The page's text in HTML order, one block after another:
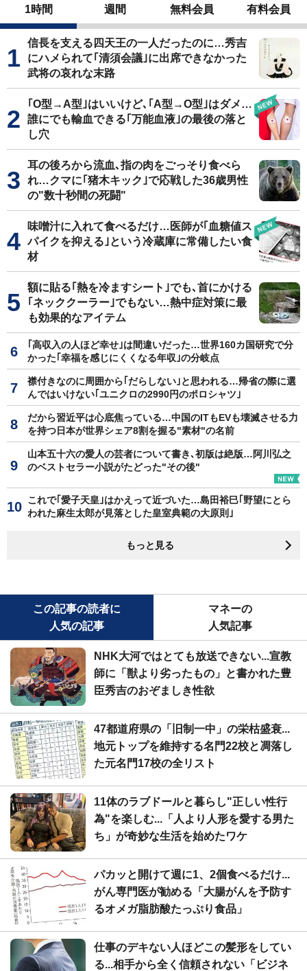
1時間 週間 無料会員 有料会員
信長を支える四天王の一人だったのに…秀吉
にハメられて｢清須会議｣に出席できなかった
武将の哀れな末路
｢O型→A型｣はいいけど､｢A型→O型｣はダメ…
誰にでも輸血できる｢万能血液｣の最後の落と
し穴
耳の後ろから流血､指の肉をごっそり食べら
れ…クマに｢猪木キック｣で応戦した36歳男性
の"数十秒間の死闘"
味噌汁に入れて食べるだけ…医師が｢血糖値ス
パイクを抑える｣という冷蔵庫に常備したい食
材
額に貼る｢熱を冷ますシート｣でも､首にかける
｢ネッククーラー｣でもない…熱中症対策に最
も効果的なアイテム
｢高収入の人ほど幸せ｣は間違いだった…世界160カ国研究で分
かった｢幸福を感じにくくなる年収｣の分岐点
襟付きなのに周囲から｢だらしない｣と思われる…帰省の際に選
んではいけない｢ユニクロの2990円のポロシャツ｣
だから習近平は心底焦っている…中国のITもEVも壊滅させる力
を持つ日本が世界シェア8割を握る"素材"の名前
山本五十六の愛人の芸者について書き､初版は絶版…阿川弘之
のベストセラー小説がたどった"その後"
これで｢愛子天皇｣はかえって近づいた…島田裕巳｢野望にとら
われた麻生太郎が見落とした皇室典範の大原則｣
もっと見る
この記事の読者に
人気の記事
マネーの
人気記事
NHK大河ではとても放送できない...宣教
師に「獣より劣ったもの」と書かれた豊
臣秀吉のおぞましき性欲
47都道府県の「旧制一中」の栄枯盛衰...
地元トップを維持する名門22校と凋落し
た元名門17校の全リスト
11体のラブドールと暮らし"正しい性行
為"を楽しむ...「人より人形を愛する男た
ち」が奇妙な生活を始めたワケ
パカッと開けて週に1、2個食べるだけ...
がん専門医が勧める「大腸がんを予防す
るオメガ脂肪酸たっぷり食品」
仕事のデキない人ほどこの髪形をしてい
る...相手から全く信頼されない「ビジネ